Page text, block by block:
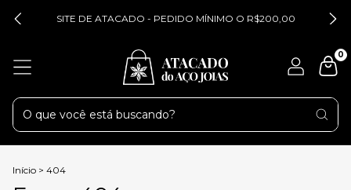
SITE DE ATACADO - PEDIDO MÍNIMO O R$200,00
0
Início > 404